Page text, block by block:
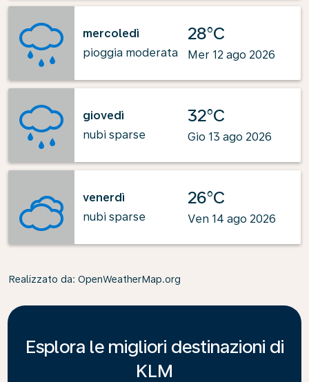
mercoledì
pioggia moderata
28°C
Mer 12 ago 2026
giovedì
nubi sparse
32°C
Gio 13 ago 2026
venerdì
nubi sparse
26°C
Ven 14 ago 2026
Realizzato da: OpenWeatherMap.org
Esplora le migliori destinazioni di
KLM